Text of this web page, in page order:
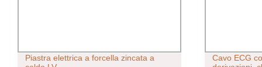
Piastra elettrica a forcella zincata a
Cavo ECG